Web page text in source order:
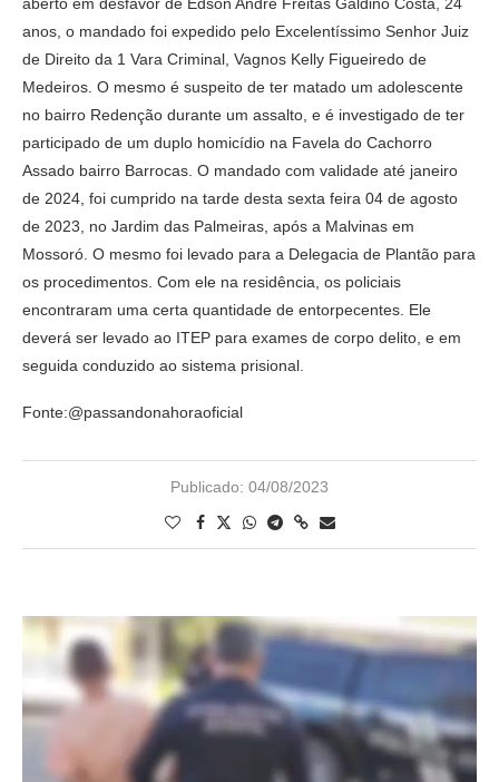
aberto em desfavor de Edson André Freitas Galdino Costa, 24
anos, o mandado foi expedido pelo Excelentíssimo Senhor Juiz
de Direito da 1 Vara Criminal, Vagnos Kelly Figueiredo de
Medeiros. O mesmo é suspeito de ter matado um adolescente
no bairro Redenção durante um assalto, e é investigado de ter
participado de um duplo homicídio na Favela do Cachorro
Assado bairro Barrocas. O mandado com validade até janeiro
de 2024, foi cumprido na tarde desta sexta feira 04 de agosto
de 2023, no Jardim das Palmeiras, após a Malvinas em
Mossoró. O mesmo foi levado para a Delegacia de Plantão para
os procedimentos. Com ele na residência, os policiais
encontraram uma certa quantidade de entorpecentes. Ele
deverá ser levado ao ITEP para exames de corpo delito, e em
seguida conduzido ao sistema prisional.
Fonte:@passandonahoraoficial
Publicado: 04/08/2023